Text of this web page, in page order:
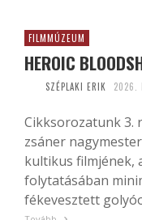
FILMMÚZEUM
HEROIC
SZÉPLAKI ERIK 2026.
Cikksorozatunk 3.
zsáner
kultikus filmjének,
folytatásában
fékevesztett